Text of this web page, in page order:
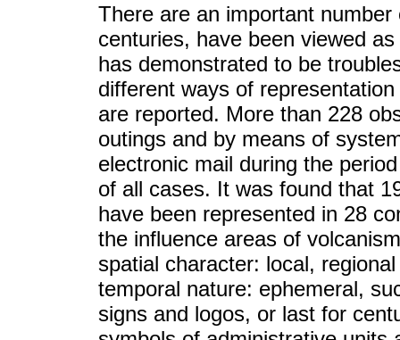
There are an important
centuries, have been viewed
has demonstrated to be
different ways of
are reported. More than 228
outings and by means of
electronic mail during the
of all cases. It was found that
have been represented in 28
the influence areas of
spatial character: local,
temporal nature: ephemeral,
signs and logos, or last for